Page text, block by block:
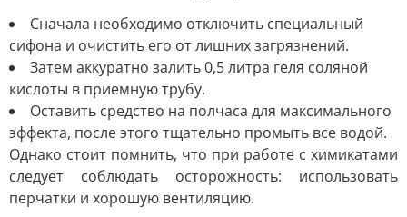
Сначала необходимо отключить специальный
сифона и очистить его от лишних загрязнений.
Затем аккуратно залить 0,5 литра геля соляной
кислоты в приемную трубу.
Оставить средство на полчаса для максимального
эффекта, после этого тщательно промыть все водой.
Однако стоит помнить, что при работе с химикатами
следует соблюдать осторожность: использовать
перчатки и хорошую вентиляцию.